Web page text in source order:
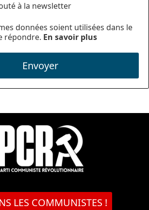
à la newsletter
données soient utilisées dans le
répondre. En savoir plus
Envoyer
LES COMMUNISTES !